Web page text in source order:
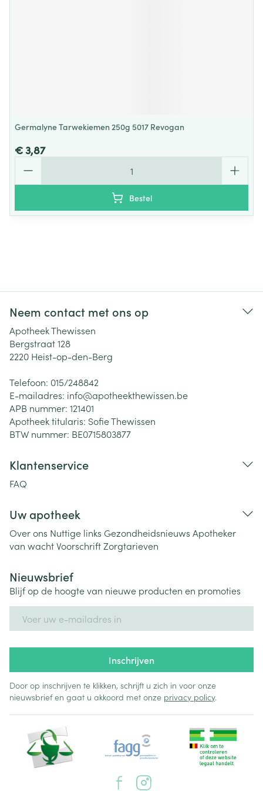
Germalyne Tarwekiemen 250g 5017 Revogan
€ 3,87
Bestel
Neem contact met ons op
Apotheek Thewissen
Bergstraat 128
2220 Heist-op-den-Berg
Telefoon: 015/248842
E-mailadres: info@apotheekthewissen.be
APB nummer: 121401
Apotheek titularis: Sofie Thewissen
BTW nummer: BE0715803877
Klantenservice
FAQ
Uw apotheek
Over ons Nuttige links Gezondheidsnieuws Apotheker
van wachtVoorschriftZorgtarieven
Nieuwsbrief
Blijf op de hoogte van nieuwe producten en promoties
Inschrijven
Door op inschrijven te klikken, schrijft u zich in voor onze
nieuwsbrief en gaat u akkoord met onze privacy policy.